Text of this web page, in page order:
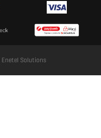
Enetel Solutions